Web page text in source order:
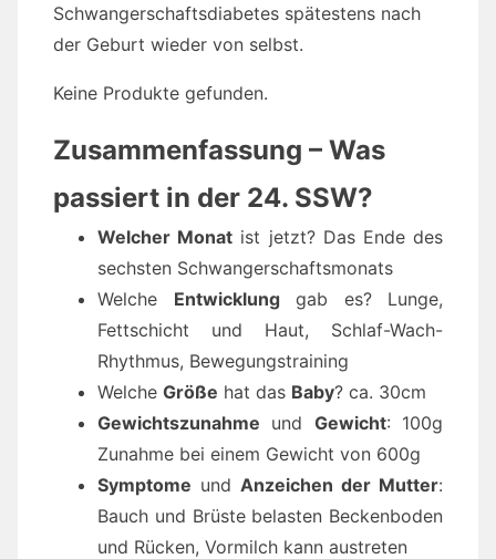
Schwangerschaftsdiabetes spätestens nach
der Geburt wieder von selbst.
Keine Produkte gefunden.
Zusammenfassung – Was
passiert in der 24. SSW?
Welcher Monat ist jetzt? Das Ende des
sechsten Schwangerschaftsmonats
Welche Entwicklunggab es? Lunge,
Fettschicht und Haut, Schlaf-Wach-
Rhythmus, Bewegungstraining
Welche Größe hat das Baby? ca. 30cm
Gewichtszunahme und Gewicht: 100g
Zunahme bei einem Gewicht von 600g
Symptome und Anzeichen der Mutter:
Bauch und Brüste belasten Beckenboden
und Rücken, Vormilch kann austreten